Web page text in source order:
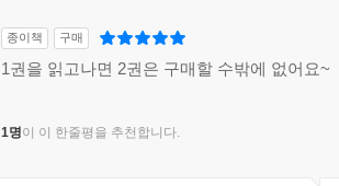
종이책 구매
1권을 읽고나면 2권은 구매할 수밖에 없어요~
1명이 이 한줄평을 추천합니다.